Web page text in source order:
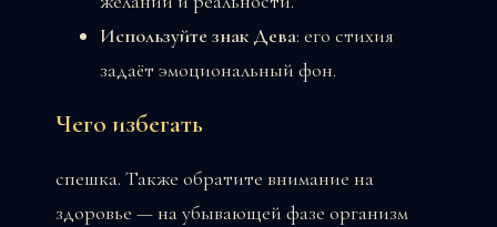
Используйте знак Дева: его стихия
задаёт эмоциональный фон.
Чего избегать
спешка. Также обратите внимание на
здоровье — на убывающей фазе организм